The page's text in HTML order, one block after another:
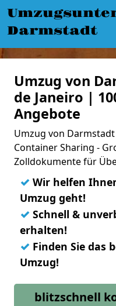
Darmstadt
Umzug von
de Janeiro |
Angebote
Umzug von Darmstadt
Container Sharing -
Zolldokumente für
✓ Wir helfen
Umzug geht!
✓ Schnell &
erhalten!
✓ Finden Sie das
Umzug!
blitzschnell